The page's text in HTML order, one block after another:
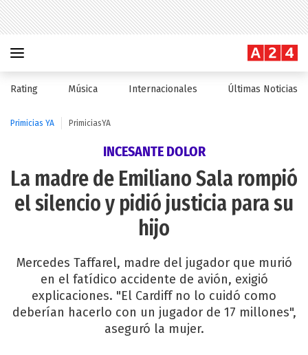
Rating Música Internacionales Últimas Noticias
Primicias YA PrimiciasYA
INCESANTE DOLOR
La madre de Emiliano Sala rompió
el silencio y pidió justicia para su
hijo
Mercedes Taffarel, madre del jugador que murió
en el fatídico accidente de avión, exigió
explicaciones. "El Cardiff no lo cuidó como
deberían hacerlo con un jugador de 17 millones",
aseguró la mujer.